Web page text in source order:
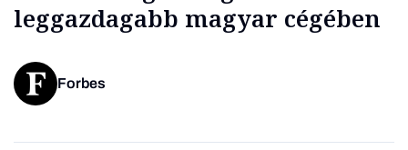
leggazdagabb magyar cégében
Forbes